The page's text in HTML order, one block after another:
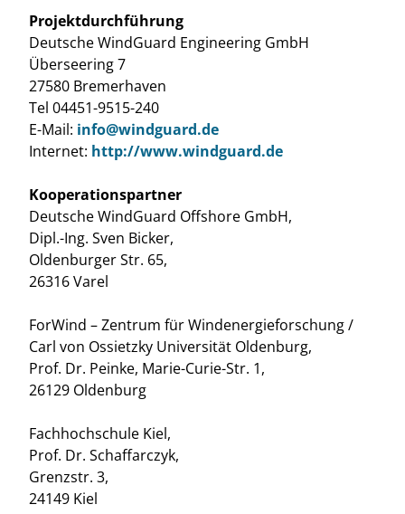
Projektdurchführung
Deutsche WindGuard Engineering GmbH
Überseering 7
27580 Bremerhaven
Tel 04451-9515-240
E-Mail: info@windguard.de
Internet: http://www.windguard.de
Kooperationspartner
Deutsche WindGuard Offshore GmbH,
Dipl.-Ing. Sven Bicker,
Oldenburger Str. 65,
26316 Varel
ForWind – Zentrum für Windenergieforschung /
Carl von Ossietzky Universität Oldenburg,
Prof. Dr. Peinke, Marie-Curie-Str. 1,
26129 Oldenburg
Fachhochschule Kiel,
Prof. Dr. Schaffarczyk,
Grenzstr. 3,
24149 Kiel